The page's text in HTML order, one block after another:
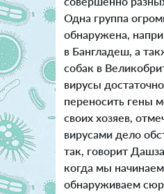
Одна группа
обнаружена,
в Бангладеш, а
собак в
вирусы
переносить гены
своих хозяев,
вирусами дело
так, говорит
когда мы
обнаруживаем